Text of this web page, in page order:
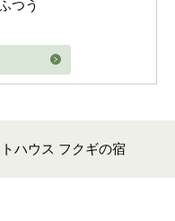
つう
ハウス フクギの宿